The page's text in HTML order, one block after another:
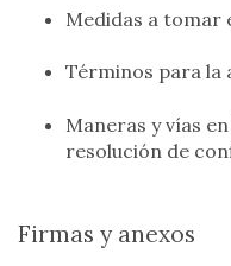
Medidas a tomar
Términos para la
Maneras y vías
resolución de
Firmas y anexos